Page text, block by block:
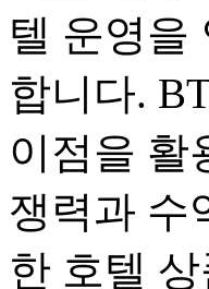
텔 운영을
합니다.
이점을 활
쟁력과 수
한 호텔